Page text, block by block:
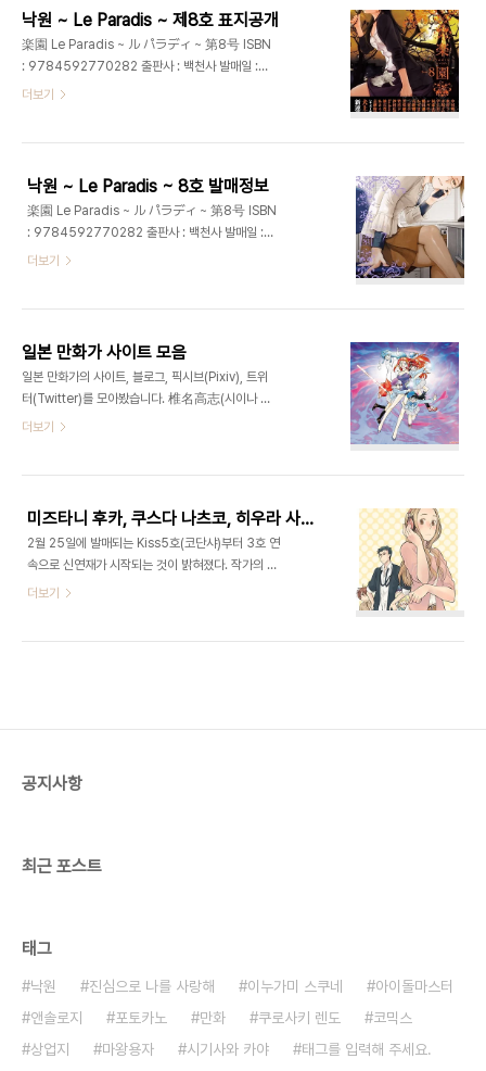
大月悠祐子, 鬼龍駿河, ..
仁田ゆみ), 현시연의 키오 시모쿠(木尾士目), 하야
테X블레이드의 하야시야 시즈루(林家志弦), 무한
의 주인의 사무라 히로아키(沙村広明), 스프릿 오브
원더의 츠루타 겐지(鶴田謙二), 허니문샐러드의 니
노미야 히카루(二宮ひかる), 방과후 플레이의 쿠로
쿠네(犬上すくね), かずまこを, 売野機子, 志摩
낙원 ~ Le Paradis ~ 제8호 표지공개
楽園 Le Paradis ~ ル パラディ ~ 第8号 ISBN
: 9784592770282 출판사 : 백천사 발매일 :
2012년 2월 29일 가격 : 880엔 동급생의 나카무
仁田ゆみ), 현시연의 키오 시모쿠(木尾士目), 하야
테X블레이드의 하야시야 시즈루(林家志弦), 무한
의 주인의 사무라 히로아키(沙村広明), 스프릿 오브
원더의 츠루타 겐지(鶴田謙二), 허니문샐러드의 니
노미야 히카루(二宮ひかる), 방과후 플레이의 쿠로
쿠네(犬上すくね), かずまこを, 売野機子, 志摩
더보기
낙원 ~ Le Paradis ~ 8호 발매정보
楽園 Le Paradis ~ ル パラディ ~ 第8号 ISBN
: 9784592770282 출판사 : 백천사 발매일 :
2012년 2월 29일 가격 : 880엔 동급생의 나카무
田ゆみ), 현시연의 키오 시모쿠(木尾士目), 하야테
X블레이드의 하야시야 시즈루(林家志弦), 무한의
주인의 사무라 히로아키(沙村広明), 스프릿 오브 원
더의 츠루타 겐지(鶴田謙二), 허니문샐러드의 니노
미야 히카루(二宮ひかる), 방과후 플레이의 쿠로사
네(犬上すくね), かずまこを, 売野機子, 志摩時
더보기
일본 만화가 사이트 모음
일본 만화가의 사이트, 블로그, 픽시브(Pixiv), 트위
터(Twitter)를 모아봤습니다. 椎名高志(시이나 타
카시) - http://cnanews.asablo.jp/blog/ 椎名
http://www.pixiv.net/member.php?
id=52072 カトウハルアキ(Twitter) -
@sanadaeleven 대표작 - 석양 로맨스, 햣코 水
谷フーカ(미즈타니 후카) -
http://necomati.pepper.jp/ 水谷フーカ
OVER 宇仁田ゆみ(우니타 유미) - http://u..
더보기
미즈타니 후카, 쿠스다 나츠코, 히우라 사토루, Kiss 신연재 3연속
2월 25일에 발매되는 Kiss5호(코단샤)부터 3호 연
속으로 신연재가 시작되는 것이 밝혀졌다. 작가의 라
인 업은 연재 개시순서로 미즈타니 후카(水谷フー
스다에 의한 「블루 버드 블루」. 일이나 친구들에 의해
더보기
공지사항
최근 포스트
태그
낙원 진심으로 나를 사랑해 이누가미 스쿠네
아이돌마스터
앤솔로지
포토카노 만화 쿠로사키 렌도
코믹스
상업지
마왕용자 시기사와 카야
태그를 입력해 주세요.